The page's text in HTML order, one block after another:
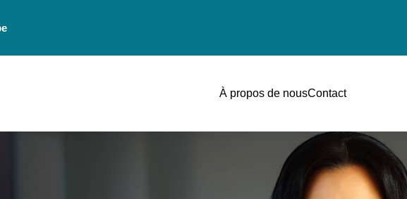
À propos de nousContact